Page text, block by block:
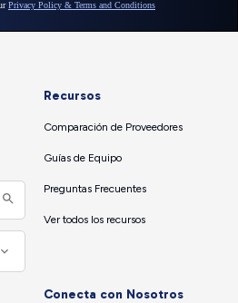
Recursos
Comparación de Proveedores
Guías de Equipo
Preguntas Frecuentes
Ver todos los recursos
Conecta con Nosotros